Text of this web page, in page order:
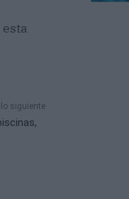
siguiente